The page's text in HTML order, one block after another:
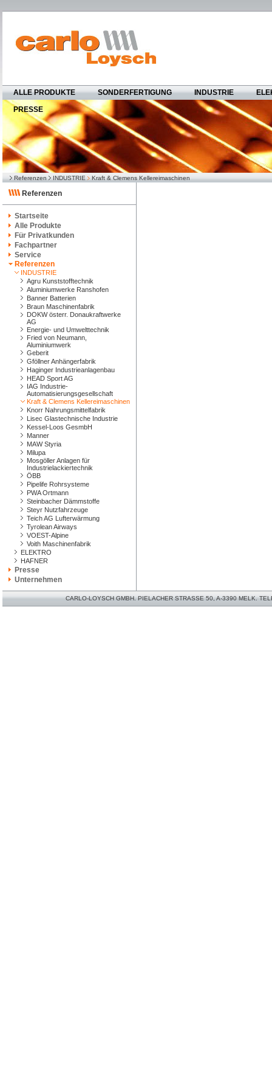
ALLE PRODUKTE SONDERFERTIGUNG INDUSTRIE
PRESSE
Referenzen INDUSTRIE Kraft & Clemens Kellereimaschinen
Referenzen
Startseite
Alle Produkte
Für Privatkunden
Fachpartner
Service
Referenzen
INDUSTRIE
Agru Kunststofftechnik
Aluminiumwerke Ranshofen
Banner Batterien
Braun Maschinenfabrik
DOKW österr. Donaukraftwerke
AG
Energie- und Umwelttechnik
Fried von Neumann,
Aluminiumwerk
Geberit
Gföllner Anhängerfabrik
Haginger Industrieanlagenbau
HEAD Sport AG
IAG Industrie-
Automatisierungsgesellschaft
Kraft & Clemens Kellereimaschinen
Knorr Nahrungsmittelfabrik
Lisec Glastechnische Industrie
Kessel-Loos GesmbH
Manner
MAW Styria
Milupa
Mosgöller Anlagen für
Industrielackiertechnik
ÖBB
Pipelife Rohrsysteme
PWA Ortmann
Steinbacher Dämmstoffe
Steyr Nutzfahrzeuge
Teich AG Lufterwärmung
Tyrolean Airways
VOEST-Alpine
Voith Maschinenfabrik
ELEKTRO
HAFNER
Presse
Unternehmen
CARLO-LOYSCH GMBH. PIELACHER STRASSE 50, A-3390 MELK.